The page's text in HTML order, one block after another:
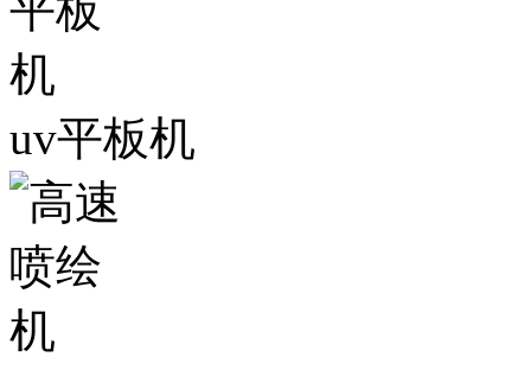
uv平板机